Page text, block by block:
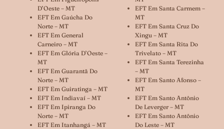
D’Oeste – MT
EFT Em Gaúcha Do
Norte – MT
EFT Em General
Carneiro – MT
EFT Em Glória D’Oeste –
MT
EFT Em Guarantã Do
Norte – MT
EFT Em Guiratinga – MT
EFT Em Indiavaí – MT
EFT Em Ipiranga Do
Norte – MT
EFT Em Itanhangá – MT
EFT Em Santa Carmem –
MT
EFT Em Santa Cruz Do
Xingu – MT
EFT Em Santa Rita Do
Trivelato – MT
EFT Em Santa Terezinha
– MT
EFT Em Santo Afonso –
MT
EFT Em Santo Antônio
De Leverger – MT
EFT Em Santo Antônio
Do Leste – MT